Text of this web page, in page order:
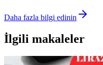
Daha fazla bilgi edinin
İlgili makaleler